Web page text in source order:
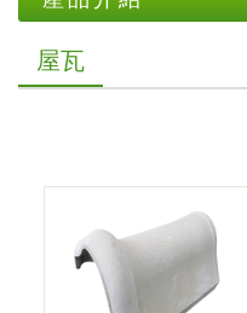
土木資材
一般水泥
乾拌水泥砂漿
砂石類
防水材料
屋瓦
雙槽瓦
山形瓦
石板瓦
屋瓦